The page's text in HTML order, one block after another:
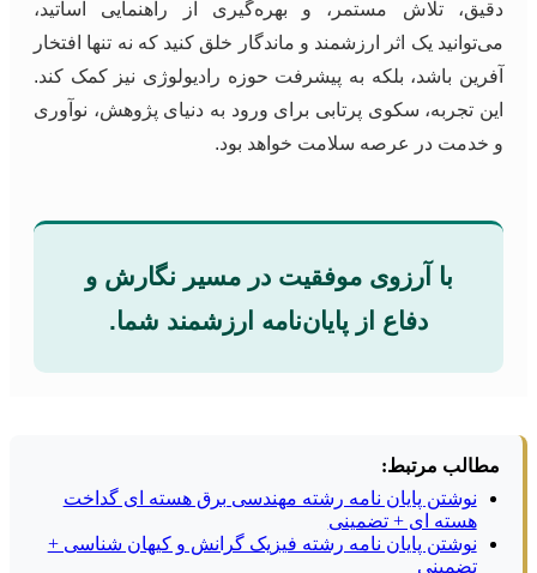
دقیق، تلاش مستمر، و بهره‌گیری از راهنمایی اساتید،
می‌توانید یک اثر ارزشمند و ماندگار خلق کنید که نه تنها افتخار
آفرین باشد، بلکه به پیشرفت حوزه رادیولوژی نیز کمک کند.
این تجربه، سکوی پرتابی برای ورود به دنیای پژوهش، نوآوری
و خدمت در عرصه سلامت خواهد بود.
با آرزوی موفقیت در مسیر نگارش و
دفاع از پایان‌نامه ارزشمند شما.
مطالب مرتبط:
نوشتن پایان نامه رشته مهندسی برق هسته ای گداخت
هسته ای + تضمینی
نوشتن پایان نامه رشته فیزیک گرانش و کیهان شناسی +
تضمینی